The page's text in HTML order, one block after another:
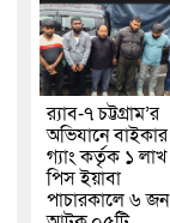
র‌্যাব-৭ চট্টগ্রাম’র
অভিযানে বাইকার
গ্যাং কর্তৃক ১ লাখ
পিস ইয়াবা
পাচারকালে ৬ জন